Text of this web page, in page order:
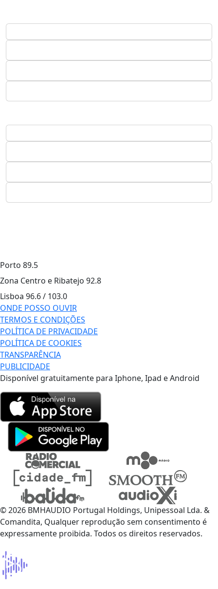
Porto 89.5
Zona Centro e Ribatejo 92.8
Lisboa 96.6 / 103.0
ONDE POSSO OUVIR
TERMOS E CONDIÇÕES
POLÍTICA DE PRIVACIDADE
POLÍTICA DE COOKIES
TRANSPARÊNCIA
PUBLICIDADE
Disponível gratuitamente para Iphone, Ipad e Android
© 2026 BMHAUDIO Portugal Holdings, Unipessoal Lda. &
Comandita, Qualquer reprodução sem consentimento é
expressamente proibida. Todos os direitos reservados.